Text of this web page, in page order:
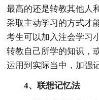
最高的还是转教其他人
采取主动学习的方式才
考生可以加入注会学习
转教自己所学的知识，
运用到实际当中，加强
4、联想记忆法